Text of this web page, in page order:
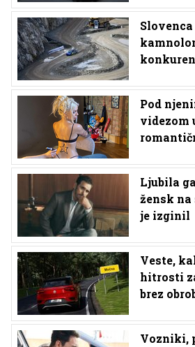
Pod
videzom
Ljubila
žensk na
je izginil
Veste,
hitrosti
brez
Vozniki,